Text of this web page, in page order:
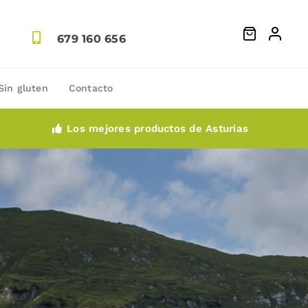
679 160 656
gluten Contacto
Los mejores productos de Asturias